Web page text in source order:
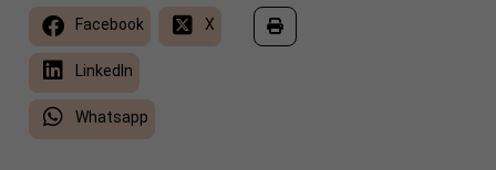
Facebook X
LinkedIn
Whatsapp